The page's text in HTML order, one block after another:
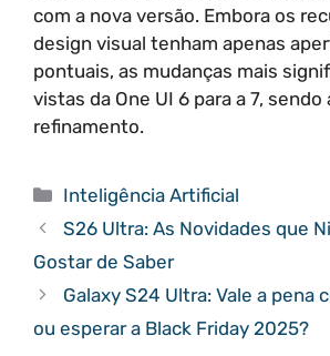
com a nova versão. Embora os
design visual tenham apenas
pontuais, as mudanças mais
vistas da One UI 6 para a 7, sendo
refinamento.
Categorias
Inteligência Artificial
S26 Ultra: As Novidades que
Gostar de Saber
Galaxy S24 Ultra: Vale a pena
ou esperar a Black Friday 2025?